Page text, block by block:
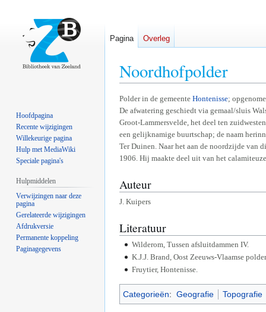
Noordhofpolder
Naar
navigatie
springen
Naar
zoeken
springen
Polder in de gemeente Hontenisse;
De afwatering geschiedt via gemaal/sluis
Groot-Lammersvelde, het deel ten
een gelijknamige buurtschap; de naam
Ter Duinen. Naar het aan de noordzijde van
1906. Hij maakte deel uit van het
Auteur
J. Kuipers
Literatuur
Wilderom, Tussen afsluitdammen IV.
K.J.J. Brand, Oost Zeeuws-Vlaamse
Fruytier, Hontenisse.
Categorieën: Geografie Topografie
Pagina Overleg
Hoofdpagina
Recente wijzigingen
Willekeurige pagina
Hulp met MediaWiki
Speciale pagina's
Hulpmiddelen
Verwijzingen naar deze
pagina
Gerelateerde wijzigingen
Afdrukversie
Permanente koppeling
Paginagegevens